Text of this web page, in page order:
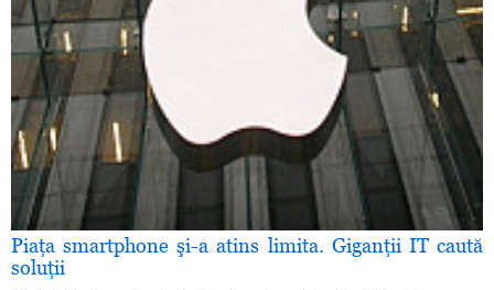
Piaţa smartphone şi-a atins limita. Giganţii IT caută
soluţii